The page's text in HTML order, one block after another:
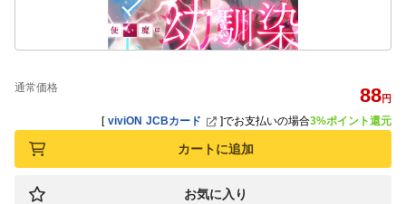
通常価格 88円
[ viviON JCBカード ]でお支払いの場合3%ポイント還元
カートに追加
お気に入り